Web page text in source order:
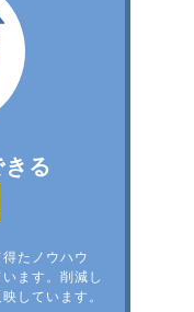
る
たノウハウ
ます。削減し
しています。